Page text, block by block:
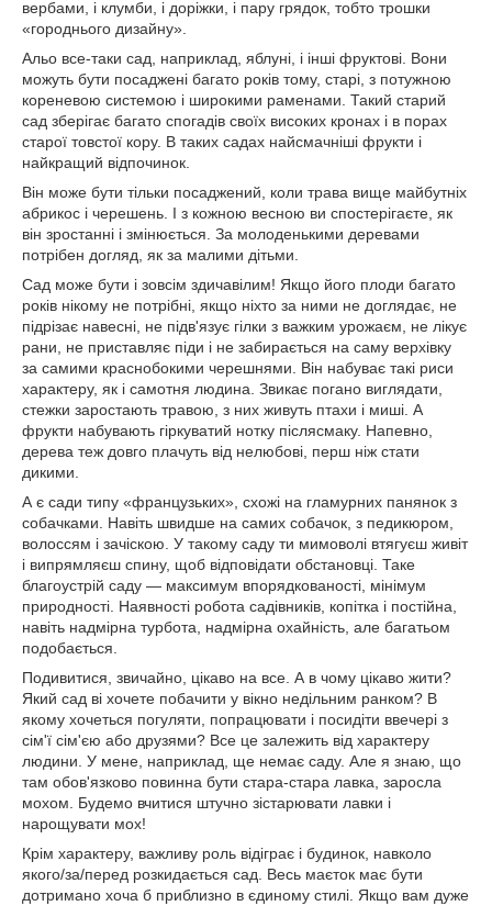
вербами, і клумби, і доріжки, і пару грядок, тобто трошки
«городнього дизайну».
Альо все-таки сад, наприклад, яблуні, і інші фруктові. Вони
можуть бути посаджені багато років тому, старі, з потужною
кореневою системою і широкими раменами. Такий старий
сад зберігає багато спогадів своїх високих кронах і в порах
старої товстої кору. В таких садах найсмачніші фрукти і
найкращий відпочинок.
Він може бути тільки посаджений, коли трава вище майбутніх
абрикос і черешень. І з кожною весною ви спостерігаєте, як
він зростанні і змінюється. За молоденькими деревами
потрібен догляд, як за малими дітьми.
Сад може бути і зовсім здичавілим! Якщо його плоди багато
років нікому не потрібні, якщо ніхто за ними не доглядає, не
підрізає навесні, не підв'язує гілки з важким урожаєм, не лікує
рани, не приставляє піди і не забирається на саму верхівку
за самими краснобокими черешнями. Він набуває такі риси
характеру, як і самотня людина. Звикає погано виглядати,
стежки заростають травою, з них живуть птахи і миші. А
фрукти набувають гіркуватий нотку післясмаку. Напевно,
дерева теж довго плачуть від нелюбові, перш ніж стати
дикими.
А є сади типу «французьких», схожі на гламурних панянок з
собачками. Навіть швидше на самих собачок, з педикюром,
волоссям і зачіскою. У такому саду ти мимоволі втягуєш живіт
і випрямляєш спину, щоб відповідати обстановці. Таке
благоустрій саду — максимум впорядкованості, мінімум
природності. Наявності робота садівників, копітка і постійна,
навіть надмірна турбота, надмірна охайність, але багатьом
подобається.
Подивитися, звичайно, цікаво на все. А в чому цікаво жити?
Який сад ві хочете побачити у вікно недільним ранком? В
якому хочеться погуляти, попрацювати і посидіти ввечері з
сім'ї сім'єю або друзями? Все це залежить від характеру
людини. У мене, наприклад, ще немає саду. Але я знаю, що
там обов'язково повинна бути стара-стара лавка, заросла
мохом. Будемо вчитися штучно зістарювати лавки і
нарощувати мох!
Крім характеру, важливу роль відіграє і будинок, навколо
якого/за/перед розкидається сад. Весь маєток має бути
дотримано хоча б приблизно в єдиному стилі. Якщо вам дуже